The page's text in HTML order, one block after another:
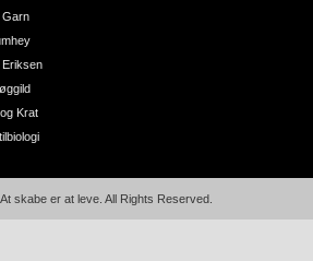
Garn
Eriksen
Krat
skabe er at leve. All Rights Reserved.